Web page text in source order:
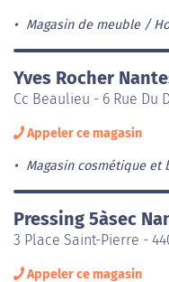
Magasin de meuble
Yves Rocher
Cc Beaulieu - 6 Rue Du
Appeler ce magasin
Magasin cosmétique et
Pressing 5àsec
3 Place Saint-Pierre -
Appeler ce magasin